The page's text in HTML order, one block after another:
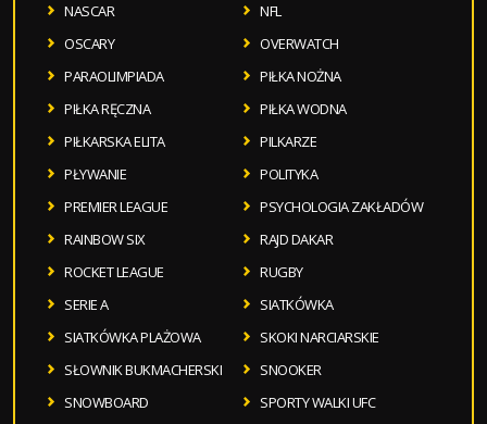
NASCAR
NFL
OSCARY
OVERWATCH
PARAOLIMPIADA
PIŁKA NOŻNA
PIŁKA RĘCZNA
PIŁKA WODNA
PIŁKARSKA ELITA
PILKARZE
PŁYWANIE
POLITYKA
PREMIER LEAGUE
PSYCHOLOGIA ZAKŁADÓW
RAINBOW SIX
RAJD DAKAR
ROCKET LEAGUE
RUGBY
SERIE A
SIATKÓWKA
SIATKÓWKA PLAŻOWA
SKOKI NARCIARSKIE
SŁOWNIK BUKMACHERSKI
SNOOKER
SNOWBOARD
SPORTY WALKI UFC